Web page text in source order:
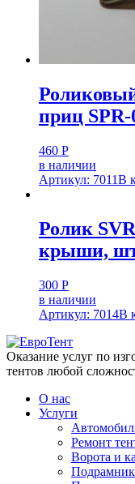
приц
460 Р
в наличии
Артикул: 7011В
Ролик
крыши,
300 Р
в наличии
Артикул: 7014В
Оказание услуг по
тентов любой
О нас
Услуги
Ремонт
Ворота и
Подрамник